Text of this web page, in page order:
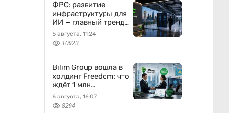
ФРС: развитие
инфраструктуры для
ИИ — главный тренд
мировой экономики.
Как в него
вписывается
Corp.
6 августа, 11:24
10923
Bilim Group вошла в
холдинг Freedom: что
ждёт 1 млн
пользователей
6 августа, 16:07
8294